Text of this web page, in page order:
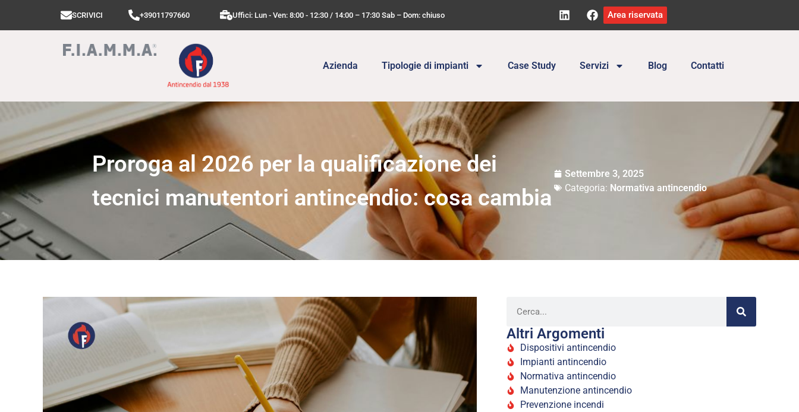
SCRIVICI +39011797660 Uffici: Lun - Ven: 8:00 - 12:30 / 14:00 – 17:30 Sab – Dom: chiuso Area riservata
Azienda Tipologie di impianti Case Study Servizi Blog Contatti
Proroga al 2026 per la qualificazione dei
tecnici manutentori antincendio: cosa cambia
Settembre 3, 2025
Categoria: Normativa antincendio
Altri Argomenti
Dispositivi antincendio
Impianti antincendio
Normativa antincendio
Manutenzione antincendio
Prevenzione incendi